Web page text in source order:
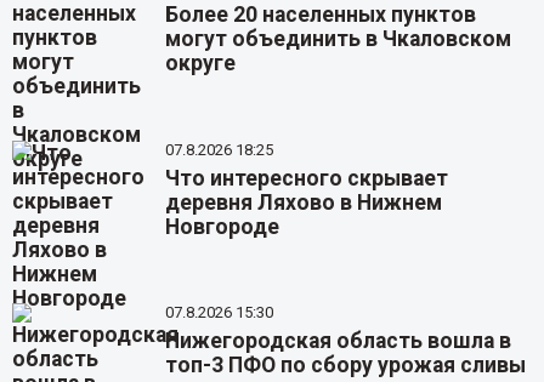
Более 20 населенных пунктов
могут объединить в Чкаловском
округе
07.8.2026 18:25
Что интересного скрывает
деревня Ляхово в Нижнем
Новгороде
07.8.2026 15:30
Нижегородская область вошла в
топ-3 ПФО по сбору урожая сливы